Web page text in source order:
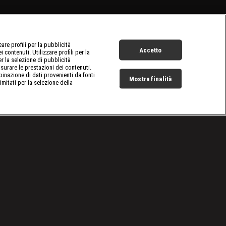
profili per la pubblicità
contenuti. Utilizzare profili per la
la selezione di pubblicità
le prestazioni dei contenuti.
di dati provenienti da fonti
per la selezione della
Accetto
Mostra finalità